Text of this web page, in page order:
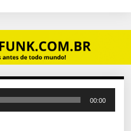
00:00